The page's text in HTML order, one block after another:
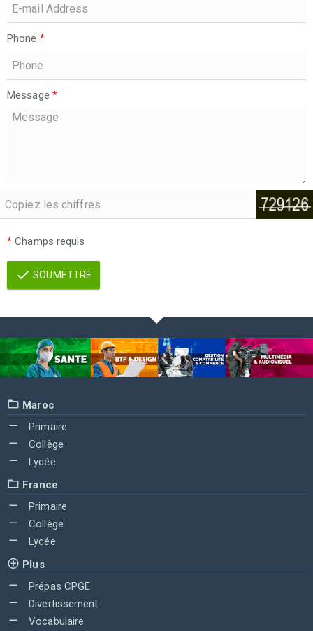
Phone *
Message *
* Champs requis
SOUMETTRE
Maroc
Primaire
Collège
Lycée
France
Primaire
Collège
Lycée
Plus
Prépas CPGE
Divertissement
Vocabulaire